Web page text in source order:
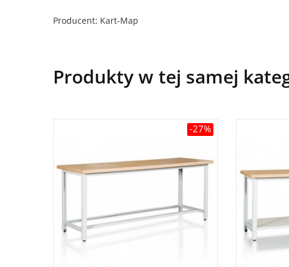
Producent: Kart-Map
Produkty w tej samej
-27%